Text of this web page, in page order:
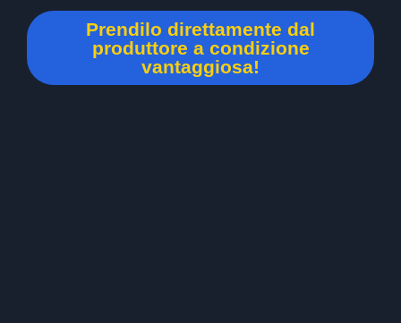
Prendilo direttamente dal
produttore a condizione
vantaggiosa!